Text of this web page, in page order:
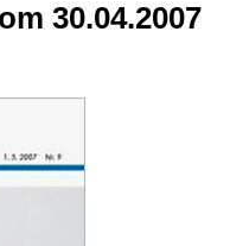
30.04.2007